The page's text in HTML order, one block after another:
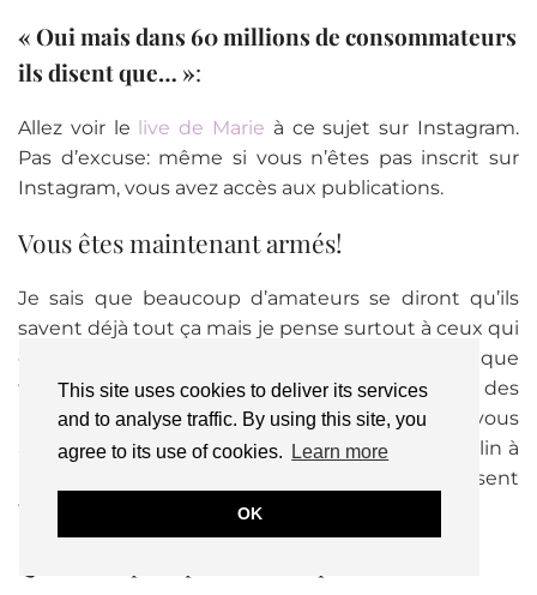
This site uses cookies to deliver its services
and to analyse traffic. By using this site, you
agree to its use of cookies.
Learn more
OK
« Oui mais dans 60 millions de consommateurs
ils disent que… »:
Allez voir le live de Marie à ce sujet sur Instagram.
Pas d’excuse: même si vous n’êtes pas inscrit sur
Instagram, vous avez accès aux publications.
Vous êtes maintenant armés!
Je sais que beaucoup d’amateurs se diront qu’ils
savent déjà tout ça mais je pense surtout à ceux qui
commencent enfin à douter et à comprendre que
tout ça n’est que du marketing basé sur des
mensonges et la peur. J’espère surtout que ça vous
aidera à peut-être conseiller un ami qui est enclin à
lâcher ses tambouilles skincare DIY qui moisissent
faute de conservateur de qualité.